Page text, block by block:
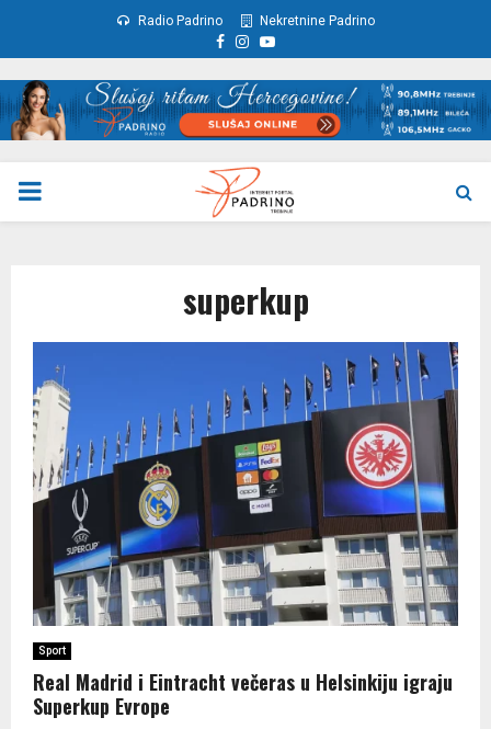
Radio Padrino Nekretnine Padrino
Facebook
Instagram
Youtube
PRIMARY
superkup
Sport
Real Madrid i Eintracht večeras u Helsinkiju igraju
Superkup Evrope